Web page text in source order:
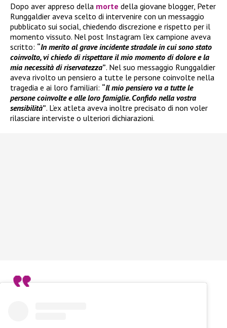
Dopo aver appreso della morte della giovane blogger, Peter
Runggaldier aveva scelto di intervenire con un messaggio
pubblicato sui social, chiedendo discrezione e rispetto per il
momento vissuto. Nel post Instagram l’ex campione aveva
scritto: “In merito al grave incidente stradale in cui sono stato
coinvolto, vi chiedo di rispettare il mio momento di dolore e la
mia necessità di riservatezza”. Nel suo messaggio Runggaldier
aveva rivolto un pensiero a tutte le persone coinvolte nella
tragedia e ai loro familiari: “Il mio pensiero va a tutte le
persone coinvolte e alle loro famiglie. Confido nella vostra
sensibilità”. L’ex atleta aveva inoltre precisato di non voler
rilasciare interviste o ulteriori dichiarazioni.